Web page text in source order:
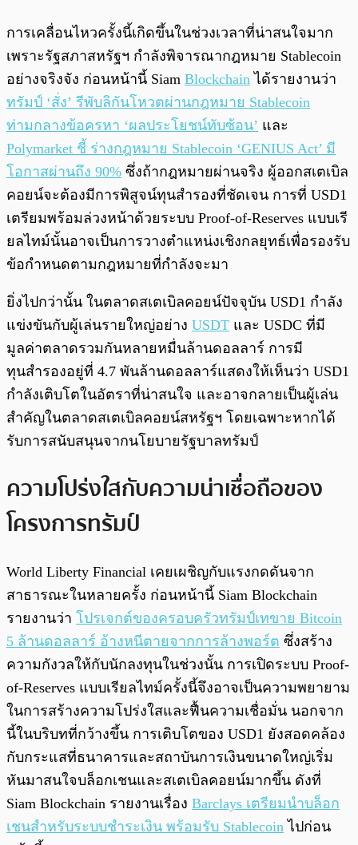
การเคลื่อนไหวครั้งนี้เกิดขึ้นในช่วงเวลาที่น่าสนใจมาก
เพราะรัฐสภาสหรัฐฯ กำลังพิจารณากฎหมาย Stablecoin
อย่างจริงจัง ก่อนหน้านี้ Siam Blockchain ได้รายงานว่า
ทรัมป์ ‘สั่ง’ รีพับลิกันโหวตผ่านกฎหมาย Stablecoin
ท่ามกลางข้อครหา ‘ผลประโยชน์ทับซ้อน’ และ
Polymarket ชี้ ร่างกฎหมาย Stablecoin ‘GENIUS Act’ มี
โอกาสผ่านถึง 90% ซึ่งถ้ากฎหมายผ่านจริง ผู้ออกสเตเบิล
คอยน์จะต้องมีการพิสูจน์ทุนสำรองที่ชัดเจน การที่ USD1
เตรียมพร้อมล่วงหน้าด้วยระบบ Proof-of-Reserves แบบเรี
ยลไทม์นั้นอาจเป็นการวางตำแหน่งเชิงกลยุทธ์เพื่อรองรับ
ข้อกำหนดตามกฎหมายที่กำลังจะมา
ยิ่งไปกว่านั้น ในตลาดสเตเบิลคอยน์ปัจจุบัน USD1 กำลัง
แข่งขันกับผู้เล่นรายใหญ่อย่าง USDT และ USDC ที่มี
มูลค่าตลาดรวมกันหลายหมื่นล้านดอลลาร์ การมี
ทุนสำรองอยู่ที่ 4.7 พันล้านดอลลาร์แสดงให้เห็นว่า USD1
กำลังเติบโตในอัตราที่น่าสนใจ และอาจกลายเป็นผู้เล่น
สำคัญในตลาดสเตเบิลคอยน์สหรัฐฯ โดยเฉพาะหากได้
รับการสนับสนุนจากนโยบายรัฐบาลทรัมป์
ความโปร่งใสกับความน่าเชื่อถือของ
โครงการทรัมป์
World Liberty Financial เคยเผชิญกับแรงกดดันจาก
สาธารณะในหลายครั้ง ก่อนหน้านี้ Siam Blockchain
รายงานว่า โปรเจกต์ของครอบครัวทรัมป์เทขาย Bitcoin
5 ล้านดอลลาร์ อ้างหนีตายจากการล้างพอร์ต ซึ่งสร้าง
ความกังวลให้กับนักลงทุนในช่วงนั้น การเปิดระบบ Proof-
of-Reserves แบบเรียลไทม์ครั้งนี้จึงอาจเป็นความพยายาม
ในการสร้างความโปร่งใสและฟื้นความเชื่อมั่น นอกจาก
นี้ในบริบทที่กว้างขึ้น การเติบโตของ USD1 ยังสอดคล้อง
กับกระแสที่ธนาคารและสถาบันการเงินขนาดใหญ่เริ่ม
หันมาสนใจบล็อกเชนและสเตเบิลคอยน์มากขึ้น ดังที่
Siam Blockchain รายงานเรื่อง Barclays เตรียมนำบล็อก
เชนสำหรับระบบชำระเงิน พร้อมรับ Stablecoin ไปก่อน